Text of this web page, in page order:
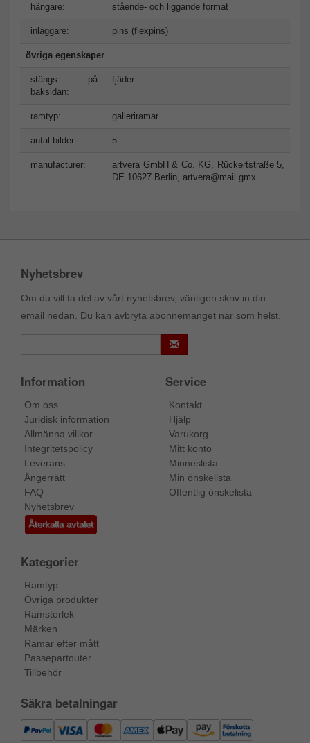
hängare: stående- och liggande format
inläggare: pins (flexpins)
övriga egenskaper
stängs på
baksidan:
fjäder
ramtyp: galleriramar
antal bilder: 5
manufacturer:
artvera GmbH & Co. KG, Rückertstraße 5,
DE 10627 Berlin, artvera@mail.gmx
Nyhetsbrev
Om du vill ta del av vårt nyhetsbrev, vänligen skriv in din
email nedan. Du kan avbryta abonnemanget när som helst.
Information
Om oss
Juridisk information
Allmänna villkor
Integritetspolicy
Leverans
Ångerrätt
FAQ
Nyhetsbrev
Återkalla avtalet
Service
Kontakt
Hjälp
Varukorg
Mitt konto
Minneslista
Min önskelista
Offentlig önskelista
Kategorier
Ramtyp
Övriga produkter
Ramstorlek
Märken
Ramar efter mått
Passepartouter
Tillbehör
Säkra betalningar